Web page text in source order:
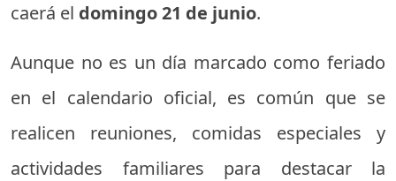
caerá el domingo 21 de junio.
Aunque no es un día marcado como feriado
en el calendario oficial, es común que se
realicen reuniones, comidas especiales y
actividades familiares para destacar la